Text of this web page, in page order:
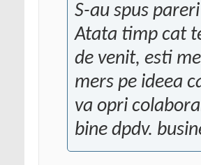
S-au spus
Atata timp cat
de venit, esti
mers pe ideea
va opri
bine dpdv.